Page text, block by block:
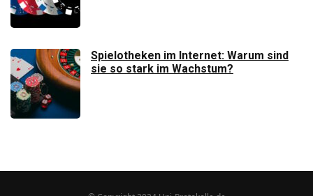
Spielotheken im Internet: Warum sind
sie so stark im Wachstum?